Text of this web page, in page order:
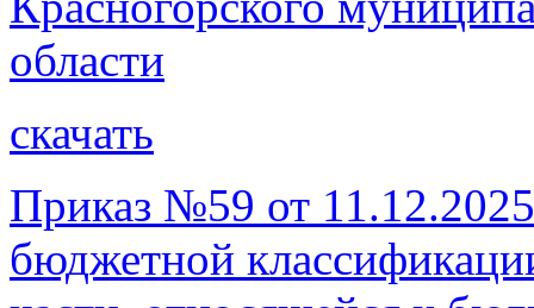
области
скачать
Приказ №59 от
бюджетной